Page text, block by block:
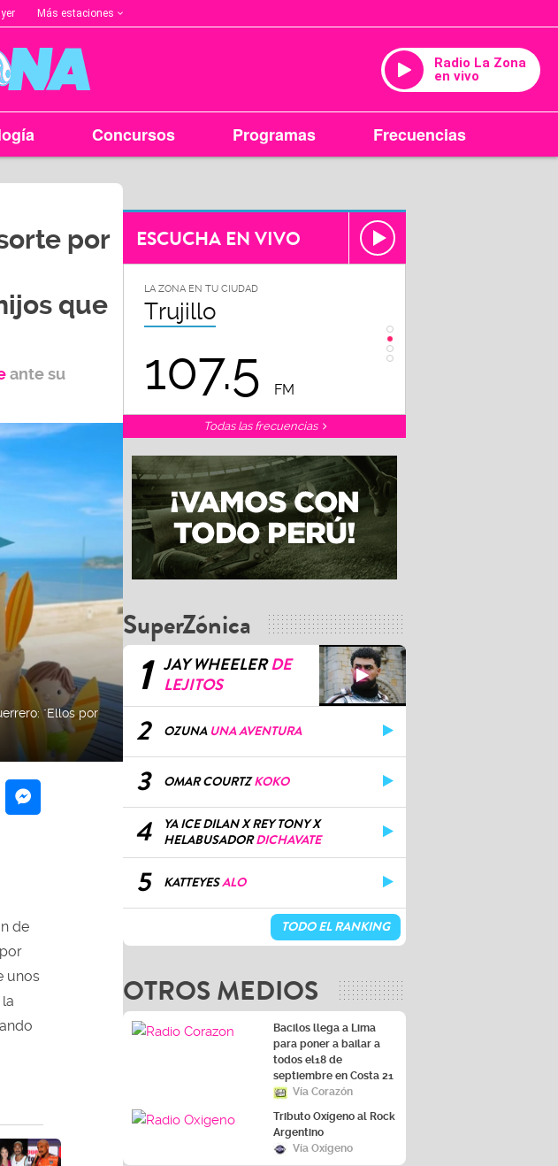
Más estaciones
Radio La Zona
en vivo
Concursos Programas Frecuencias
por
que
ante su
"Ellos por
de
unos
ESCUCHA EN VIVO
LA ZONA EN TU CIUDAD
Trujillo
107.5 FM 102.3
Todas las frecuencias
SuperZónica
1 JAY WHEELERDE
LEJITOS
2 OZUNA UNA AVENTURA
3 OMAR COURTZKOKO
4
YA ICE DILAN X REY TONY X
HELABUSADORDICHAVATE
5 KATTEYESALO
TODO EL RANKING
OTROS MEDIOS
Bacilos llega a Lima
para poner a bailar a
todos el18 de
septiembre en Costa 21
Vía Corazón
Tributo Oxígeno al Rock
Argentino
Vía Oxígeno